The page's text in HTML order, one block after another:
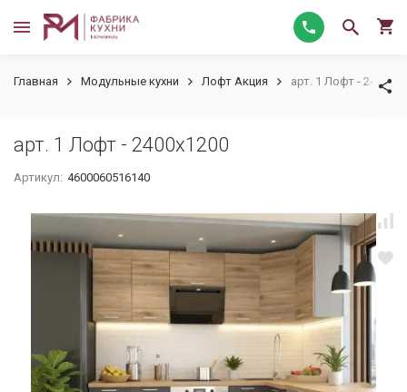
Главная Модульные кухни Лофт Акция арт. 1 Лофт -
арт. 1 Лофт - 2400х1200
Артикул: 4600060516140